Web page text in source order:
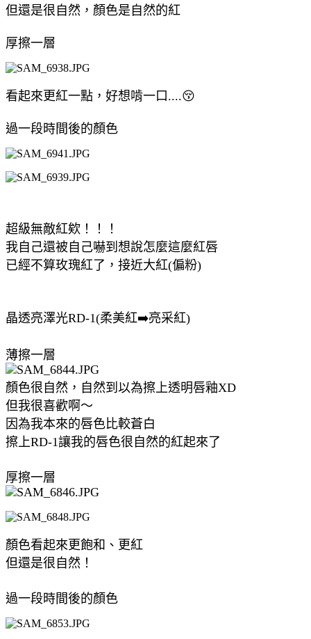
但還是很自然，顏色是自然的紅
厚擦一層
看起來更紅一點，好想啃一口....😚
過一段時間後的顏色
超級無敵紅欸！！！
我自己還被自己嚇到想說怎麼這麼紅唇
已經不算玫瑰紅了，接近大紅(偏粉)
晶透亮澤光RD-1(柔美紅➡️亮采紅)
薄擦一層
顏色很自然，自然到以為擦上透明唇釉XD
但我很喜歡啊～
因為我本來的唇色比較蒼白
擦上RD-1讓我的唇色很自然的紅起來了
厚擦一層
顏色看起來更飽和、更紅
但還是很自然！
過一段時間後的顏色